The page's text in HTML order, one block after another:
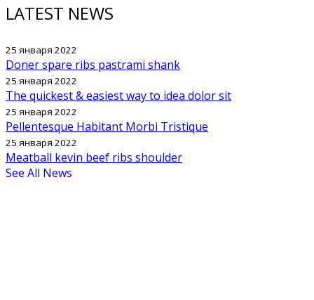
LATEST NEWS
25 января 2022
Doner spare ribs pastrami shank
25 января 2022
The quickest & easiest way to idea dolor sit
25 января 2022
Pellentesque Habitant Morbi Tristique
25 января 2022
Meatball kevin beef ribs shoulder
See All News